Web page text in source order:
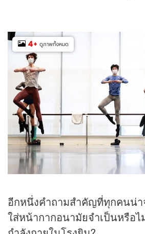
4+ ดูภาพทั้งหมด
อีกหนึ่งคำถามสำคัญที่ทุกคนน่า
ใส่หน้ากากอนามัยจำเป็นหรือไ